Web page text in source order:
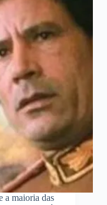
a maioria das